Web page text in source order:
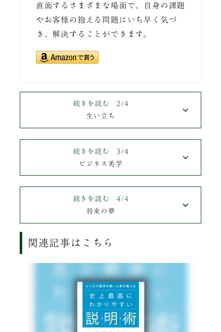
直面するさまざまな場面で、自身の課題
やお客様の抱える問題にいち早く気づ
き、解決することができます。
続きを読む 2/4
生い立ち
続きを読む 3/4
ビジネス美学
続きを読む 4/4
将来の夢
関連記事はこちら